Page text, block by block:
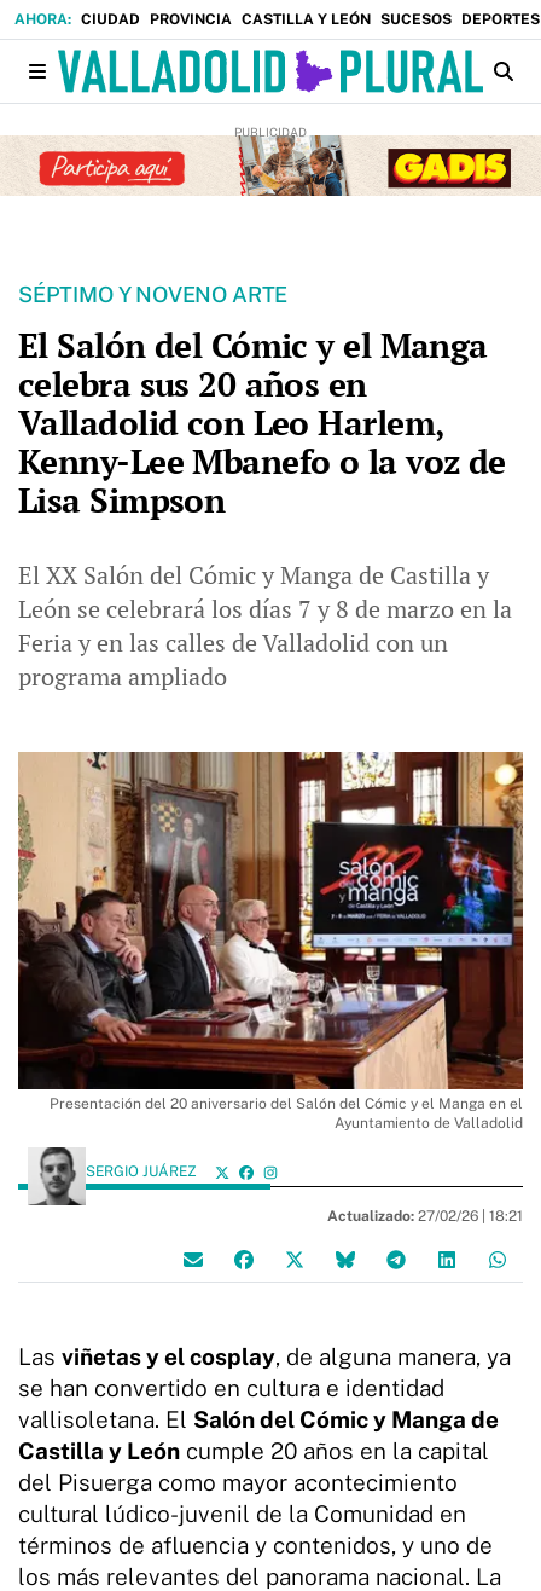
CIUDAD PROVINCIA CASTILLA Y LEÓN SUCESOS DEPORTES
SÉPTIMO Y NOVENO ARTE
El Salón del Cómic y el Manga
celebra sus 20 años en
Valladolid con Leo Harlem,
Kenny-Lee Mbanefo o la voz de
Lisa Simpson
El XX Salón del Cómic y Manga de Castilla y
León se celebrará los días 7 y 8 de marzo en la
Feria y en las calles de Valladolid con un
programa ampliado
Presentación del 20 aniversario del Salón del Cómic y el Manga en el
Ayuntamiento de Valladolid
SERGIO JUÁREZ
Actualizado: 27/02/26 | 18:21
Las viñetas y el cosplay, de alguna manera, ya
se han convertido en cultura e identidad
vallisoletana. El Salón del Cómic y Manga de
Castilla y León cumple 20 años en la capital
del Pisuerga como mayor acontecimiento
cultural lúdico-juvenil de la Comunidad en
términos de afluencia y contenidos, y uno de
los más relevantes del panorama nacional. La